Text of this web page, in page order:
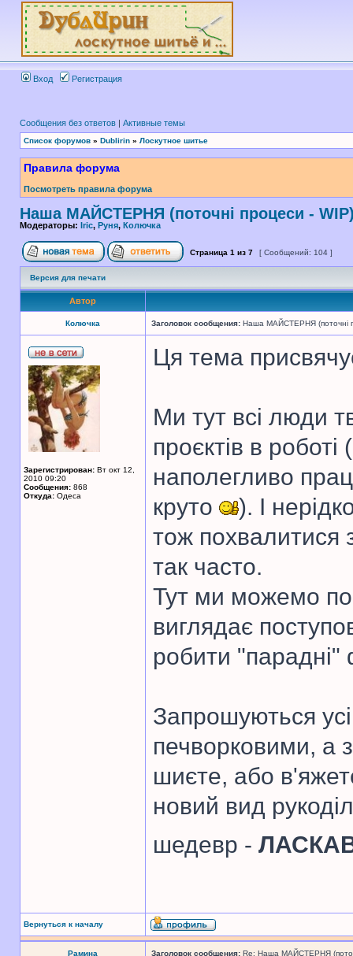
Вход Регистрация
Сообщения без ответов | Активные темы
Список форумов » Dublirin » Лоскутное шитье
Правила форума
Посмотреть правила форума
Наша МАЙСТЕРНЯ (поточні процеси -
Модераторы: Iric, Руня, Колючка
Страница 1 из 7 [ Сообщений: 104 ]
Версия для печати
Автор
Колючка Заголовок сообщения: Наша МАЙСТЕРНЯ (поточні
Зарегистрирован: Вт окт 12,
2010 09:20
Сообщения: 868
Откуда: Одеса
Ця тема
Ми тут всі люди
проєктів в
наполегливо
круто
). І
тож похвалитися
так часто.
Тут ми можемо
виглядає
робити "парадні"
Запрошуються
печворковими, а
шиєте, або
новий вид
шедевр -
Вернуться к началу
Рамина Заголовок сообщения: Re: Наша МАЙСТЕРНЯ